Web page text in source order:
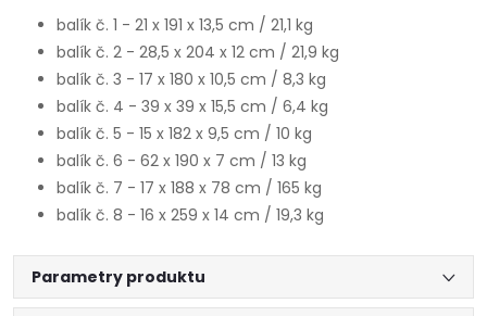
balík č. 1 - 21 x 191 x 13,5 cm / 21,1 kg
balík č. 2 - 28,5 x 204 x 12 cm / 21,9 kg
balík č. 3 - 17 x 180 x 10,5 cm / 8,3 kg
balík č. 4 - 39 x 39 x 15,5 cm / 6,4 kg
balík č. 5 - 15 x 182 x 9,5 cm / 10 kg
balík č. 6 - 62 x 190 x 7 cm / 13 kg
balík č. 7 - 17 x 188 x 78 cm / 165 kg
balík č. 8 - 16 x 259 x 14 cm / 19,3 kg
Parametry produktu